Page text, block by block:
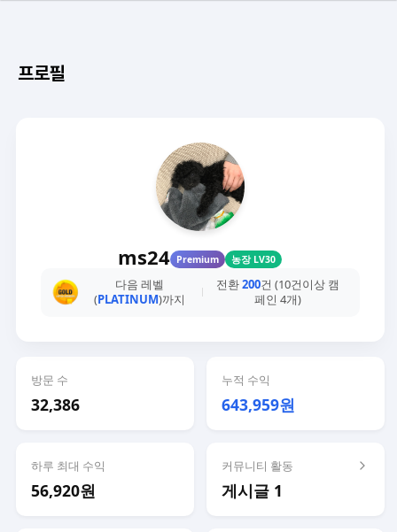
프로필
ms24 Premium 농장 LV30
다음 레벨
(PLATINUM)까지
전환200건 (10건이상 캠
페인 4개)
방문 수
32,386
누적 수익
643,959원
하루 최대 수익
56,920원
커뮤니티 활동
게시글 1